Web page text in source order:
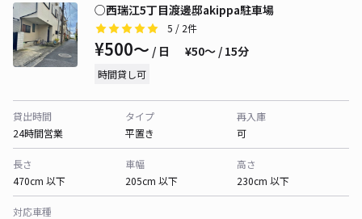
○西瑞江5丁目渡邊邸akippa駐車場
5 / 2件
¥500〜 / 日 ¥50〜 / 15分
時間貸し可
貸出時間
24時間営業
タイプ
平置き
再入庫
可
長さ
470cm 以下
車幅
205cm 以下
高さ
230cm 以下
対応車種